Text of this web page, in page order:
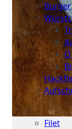
Burger
Cuts
Filet